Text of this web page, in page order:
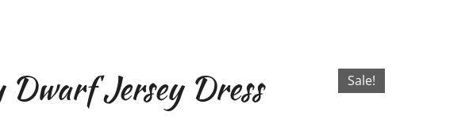
Dwarf Jersey Dress Sale!